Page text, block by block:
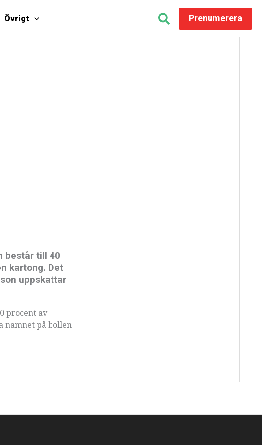
Övrigt Prenumerera
består till 40
kartong. Det
uppskattar
procent av
namnet på bollen